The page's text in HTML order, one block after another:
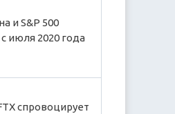
и S&P 500
июля 2020 года
спровоцирует